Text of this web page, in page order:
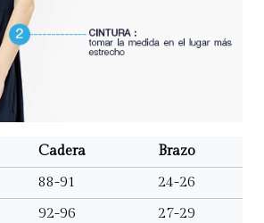
Cadera
Brazo
88-91
24-26
92-96
27-29